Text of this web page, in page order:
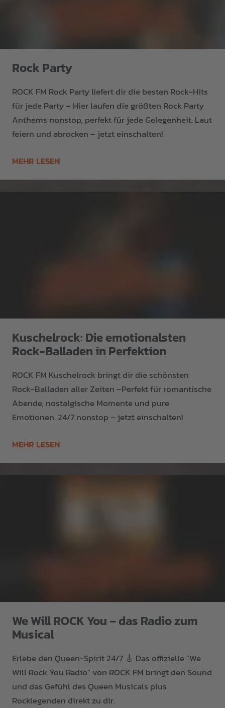
Rock Party
ROCK FM Rock Party liefert dir die besten Rock-Hits
für jede Party – Hier laufen die größten Rock Party
Anthems nonstop, perfekt für jede Gelegenheit. Laut
feiern und abrocken – jetzt einschalten!
MEHR LESEN
Kuschelrock: Die emotionalsten
Rock-Balladen in Perfektion
ROCK FM Kuschelrock bringt dir die schönsten
Rock-Balladen aller Zeiten –Perfekt für romantische
Abende, nostalgische Momente und pure
Emotionen. 24/7 nonstop – jetzt einschalten!
MEHR LESEN
We Will ROCK You – das Radio zum
Musical
Erlebe den Queen-Spirit 24/7 🎸 Das offizielle "We
Will Rock You Radio" von ROCK FM bringt den Sound
und das Gefühl des Queen Musicals plus
Rocklegenden direkt zu dir.